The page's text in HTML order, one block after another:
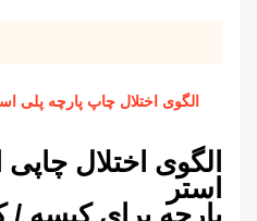
الگوی اختلال چاپ پارچه
الگوی اختلال
استر